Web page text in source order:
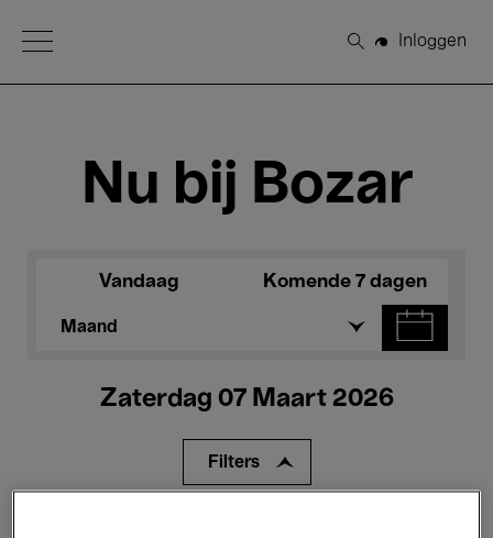
Open Menu
Zoeken
Inloggen
Nu bij Bozar
Vandaag Komende 7 dagen
Maand
Zaterdag 07 Maart 2026
Filters